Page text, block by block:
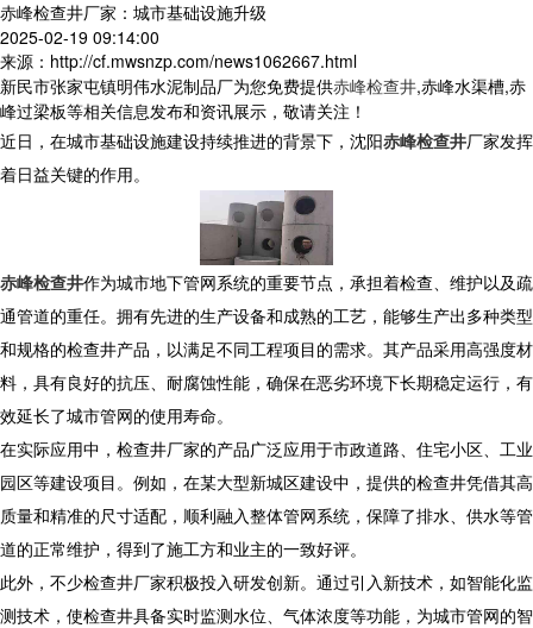
赤峰检查井厂家：城市基础设施升级
2025-02-19 09:14:00
来源：http://cf.mwsnzp.com/news1062667.html
新民市张家屯镇明伟水泥制品厂为您免费提供赤峰检查井,赤峰水渠槽,赤
峰过梁板等相关信息发布和资讯展示，敬请关注！
近日，在城市基础设施建设持续推进的背景下，沈阳赤峰检查井厂家发挥
着日益关键的作用。
赤峰检查井作为城市地下管网系统的重要节点，承担着检查、维护以及疏
通管道的重任。拥有先进的生产设备和成熟的工艺，能够生产出多种类型
和规格的检查井产品，以满足不同工程项目的需求。其产品采用高强度材
料，具有良好的抗压、耐腐蚀性能，确保在恶劣环境下长期稳定运行，有
效延长了城市管网的使用寿命。
在实际应用中，检查井厂家的产品广泛应用于市政道路、住宅小区、工业
园区等建设项目。例如，在某大型新城区建设中，提供的检查井凭借其高
质量和精准的尺寸适配，顺利融入整体管网系统，保障了排水、供水等管
道的正常维护，得到了施工方和业主的一致好评。
此外，不少检查井厂家积极投入研发创新。通过引入新技术，如智能化监
测技术，使检查井具备实时监测水位、气体浓度等功能，为城市管网的智